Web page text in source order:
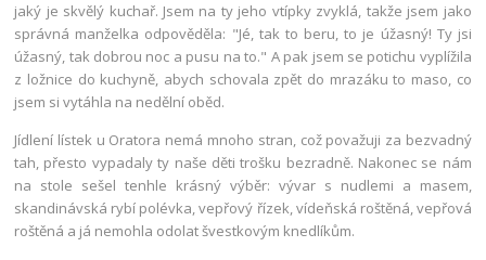
jaký je skvělý kuchař. Jsem na ty jeho vtípky zvyklá, takže jsem jako
správná manželka odpověděla: "Jé, tak to beru, to je úžasný! Ty jsi
úžasný, tak dobrou noc a pusu na to." A pak jsem se potichu vyplížila
z ložnice do kuchyně, abych schovala zpět do mrazáku to maso, co
jsem si vytáhla na nedělní oběd.
Jídlení lístek u Oratora nemá mnoho stran, což považuji za bezvadný
tah, přesto vypadaly ty naše děti trošku bezradně. Nakonec se nám
na stole sešel tenhle krásný výběr: vývar s nudlemi a masem,
skandinávská rybí polévka, vepřový řízek, vídeňská roštěná, vepřová
roštěná a já nemohla odolat švestkovým knedlíkům.